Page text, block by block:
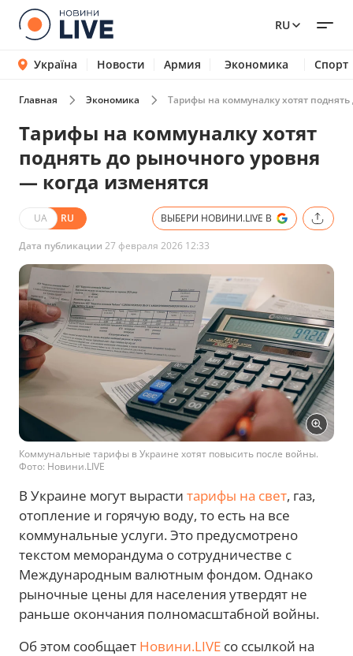
RU
Україна Новости Армия Экономика Спорт
Главная Экономика Тарифы на коммуналку хотят
Тарифы на коммуналку хотят
поднять до рыночного уровня
— когда изменятся
UA RU ВЫБЕРИ НОВИНИ.LIVE В
Дата публикации 27 февраля 2026 12:33
Коммунальные тарифы в Украине хотят повысить после войны.
Фото: Новини.LIVE
В Украине могут вырасти тарифы на свет, газ,
отопление и горячую воду, то есть на все
коммунальные услуги. Это предусмотрено
текстом меморандума о сотрудничестве с
Международным валютным фондом. Однако
рыночные цены для населения утвердят не
раньше окончания полномасштабной войны.
Об этом сообщает Новини.LIVE со ссылкой на